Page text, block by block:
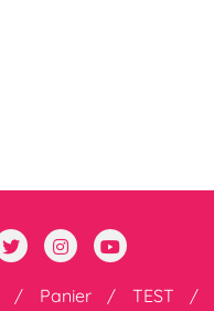
Panier TEST